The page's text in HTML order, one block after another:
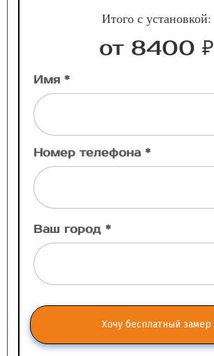
Итого с установкой:
от 8400 ₽
Имя *
Номер телефона *
Ваш город *
Хочу бесплатный замер